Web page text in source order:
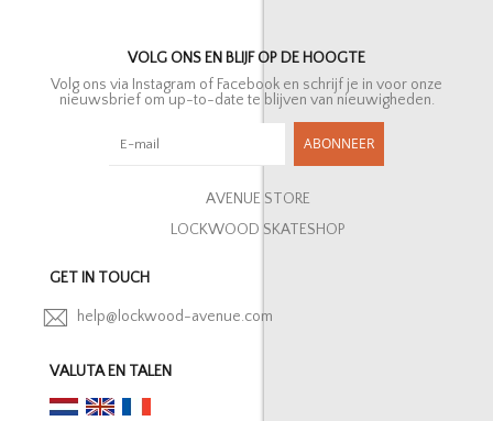
VOLG ONS EN BLIJF OP DE HOOGTE
Volg ons via Instagram of Facebook en schrijf je in voor onze
nieuwsbrief om up-to-date te blijven van nieuwigheden.
ABONNEER
AVENUE STORE
LOCKWOOD SKATESHOP
GET IN TOUCH
help@lockwood-avenue.com
VALUTA EN TALEN